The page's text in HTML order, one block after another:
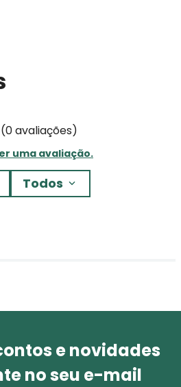
(0 avaliações)
uma avaliação.
Todos
e novidades
no seu e-mail